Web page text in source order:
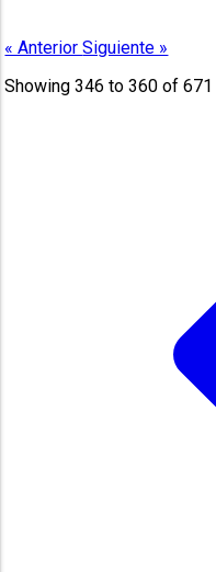
« AnteriorSiguiente »
Showing346 to360 of671